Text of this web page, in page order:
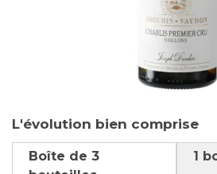
to
the
beginning
L'évolution bien comprise
Boîte de 3
1